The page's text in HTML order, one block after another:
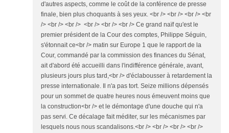
d'autres aspects, comme le coût de la conférence de presse
finale, bien plus choquants à ses yeux. <br /> <br /> <br /> <br
/> <br /> <br /> <br /> <br /> <br /> Ce grand naïf qu'est le
premier président de la Cour des comptes, Philippe Séguin,
s'étonnait ce<br /> matin sur Europe 1 que le rapport de la
Cour, commandé par la commission des finances du Sénat,
ait d'abord été accueilli dans l'indifférence générale, avant,
plusieurs jours plus tard,<br /> d'éclabousser à retardement la
presse internationale. Il n'a pas tort. Seize millions dépensés
pour un sommet de quatre heures nous émeuvent moins que
la construction<br /> et le démontage d'une douche qui n'a
pas servi. Ce décalage fait méditer, sur les mécanismes par
lesquels nous nous scandalisons.<br /> <br /> <br /> <br />